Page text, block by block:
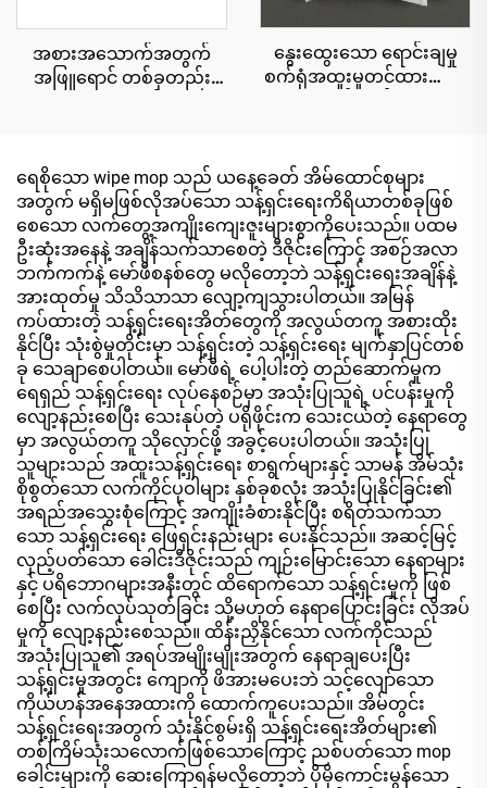
အစားအသောက်အတွက်
အဖြူရောင် တစ်ခုတည်း
နွေးထွေးသော ရောင်းချမှု
စက်ရုံအထူးမှုတင်ထားသော
ရေစိုသော wipe mop သည် ယနေ့ခေတ် အိမ်ထောင်စုများ
အတွက် မရှိမဖြစ်လိုအပ်သော သန့်ရှင်းရေးကိရိယာတစ်ခုဖြစ်
စေသော လက်တွေ့အကျိုးကျေးဇူးများစွာကိုပေးသည်။ ပထမ
ဦးဆုံးအနေနဲ့ အချိန်သက်သာစေတဲ့ ဒီဇိုင်းကြောင့် အစဉ်အလာ
ဘက်ကက်နဲ့ မော်ဖီစနစ်တွေ မလိုတော့ဘဲ သန့်ရှင်းရေးအချိန်နဲ့
အားထုတ်မှု သိသိသာသာ လျော့ကျသွားပါတယ်။ အမြန်
ကပ်ထားတဲ့ သန့်ရှင်းရေးအိတ်တွေကို အလွယ်တကူ အစားထိုး
နိုင်ပြီး သုံးစွဲမှုတိုင်းမှာ သန့်ရှင်းတဲ့ သန့်ရှင်းရေး မျက်နှာပြင်တစ်
ခု သေချာစေပါတယ်။ မော်ဖီရဲ့ ပေါ့ပါးတဲ့ တည်ဆောက်မှုက
ရေရှည် သန့်ရှင်းရေး လုပ်နေစဉ်မှာ အသုံးပြုသူရဲ့ ပင်ပန်းမှုကို
လျော့နည်းစေပြီး သေးနုပ်တဲ့ ပရိုဖိုင်းက သေးငယ်တဲ့ နေရာတွေ
မှာ အလွယ်တကူ သိုလှောင်ဖို့ အခွင့်ပေးပါတယ်။ အသုံးပြု
သူများသည် အထူးသန့်ရှင်းရေး စာရွက်များနှင့် သာမန် အိမ်သုံး
စိုစွတ်သော လက်ကိုင်ပုဝါများ နှစ်ခုစလုံး အသုံးပြုနိုင်ခြင်း၏
အရည်အသွေးစုံကြောင့် အကျိုးခံစားနိုင်ပြီး စရိတ်သက်သာ
သော သန့်ရှင်းရေး ဖြေရှင်းနည်းများ ပေးနိုင်သည်။ အဆင့်မြင့်
လှည့်ပတ်သော ခေါင်းဒီဇိုင်းသည် ကျဉ်းမြောင်းသော နေရာများ
နှင့် ပရိဘောဂများအနီးတွင် ထိရောက်သော သန့်ရှင်းမှုကို ဖြစ်
စေပြီး လက်လုပ်သုတ်ခြင်း သို့မဟုတ် နေရာပြောင်းခြင်း လိုအပ်
မှုကို လျော့နည်းစေသည်။ ထိန်းညှိနိုင်သော လက်ကိုင်သည်
အသုံးပြုသူ၏ အရပ်အမျိုးမျိုးအတွက် နေရာချပေးပြီး
သန့်ရှင်းမှုအတွင်း ကျောကို ဖိအားမပေးဘဲ သင့်လျော်သော
ကိုယ်ဟန်အနေအထားကို ထောက်ကူပေးသည်။ အိမ်တွင်း
သန့်ရှင်းရေးအတွက် သုံးနိုင်စွမ်းရှိ သန့်ရှင်းရေးအိတ်များ၏
တစ်ကြိမ်သုံးသလောက်ဖြစ်သောကြောင့် ညစ်ပတ်သော mop
ခေါင်းများကို ဆေးကြောရန်မလိုတော့ဘဲ ပိုမိုကောင်းမွန်သော